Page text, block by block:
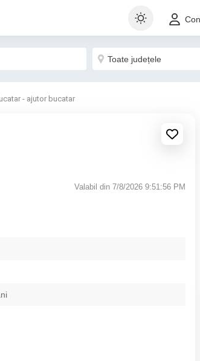
- ajutor bucatar
Valabil din 7/8/2026 9:51:56 PM